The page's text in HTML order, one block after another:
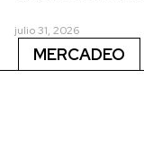
julio 31, 2026
MERCADEO